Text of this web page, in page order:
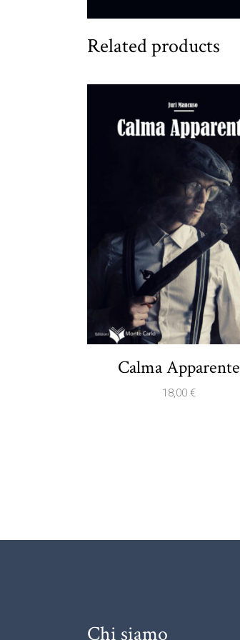
Related products
Calma Apparente
18,00 €
Chi siamo